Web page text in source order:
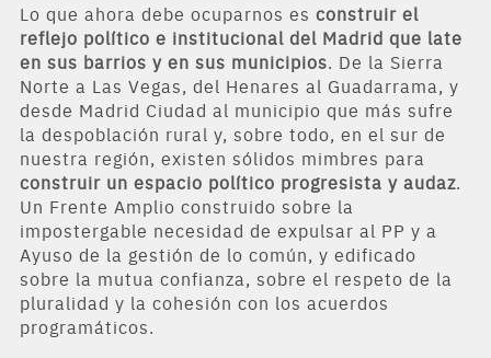
Lo que ahora debe ocuparnos es construir el
reflejo político e institucional del Madrid que late
en sus barrios y en sus municipios. De la Sierra
Norte a Las Vegas, del Henares al Guadarrama, y
desde Madrid Ciudad al municipio que más sufre
la despoblación rural y, sobre todo, en el sur de
nuestra región, existen sólidos mimbres para
construir un espacio político progresista y audaz.
Un Frente Amplio construido sobre la
impostergable necesidad de expulsar al PP y a
Ayuso de la gestión de lo común, y edificado
sobre la mutua confianza, sobre el respeto de la
pluralidad y la cohesión con los acuerdos
programáticos.